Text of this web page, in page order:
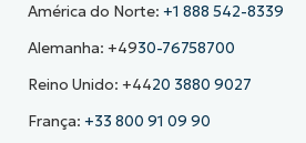
América do Norte: +1 888 542-8339
Alemanha: +4930-76758700
Reino Unido: +4420 3880 9027
França: +33 800 91 09 90